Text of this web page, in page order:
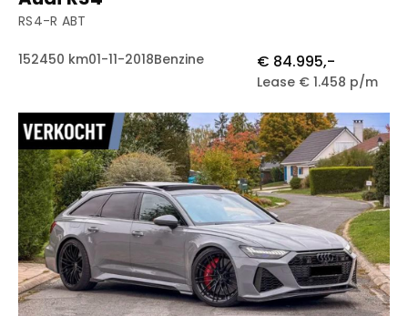
RS4-R ABT
152450 km01-11-2018Benzine € 84.995,-
Lease € 1.458 p/m